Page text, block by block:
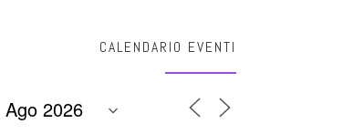
CALENDARIO EVENTI